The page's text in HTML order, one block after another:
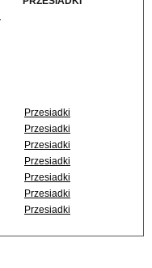
Przesiadki
Przesiadki
Przesiadki
Przesiadki
Przesiadki
Przesiadki
Przesiadki